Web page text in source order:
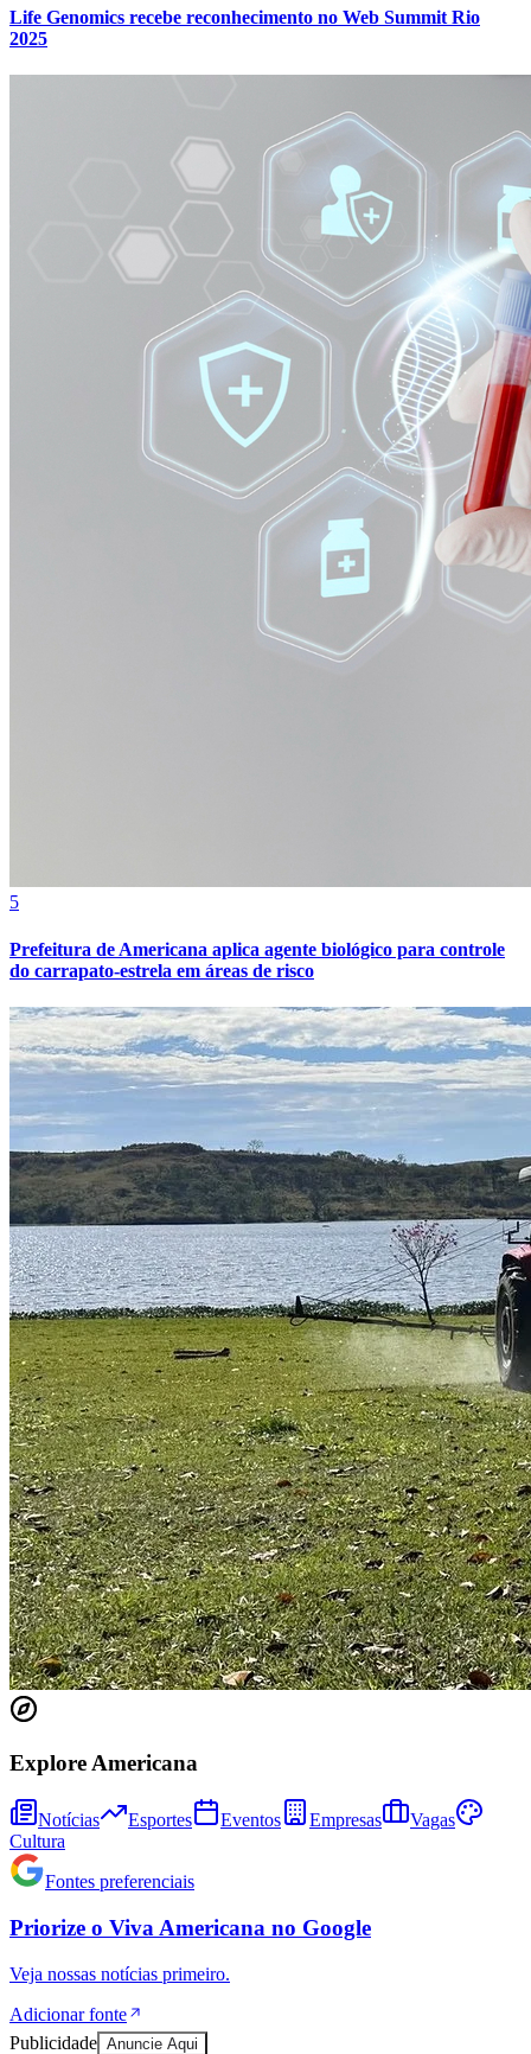
Fortaleza
Athletico-PR
Life Genomics recebe reconhecimento no Web Summit Rio
2025
5
Prefeitura de Americana aplica agente biológico para controle
do carrapato-estrela em áreas de risco
Explore Americana
Notícias Esportes Eventos Empresas
Vagas
Cultura
Fontes preferenciais
Priorize o Viva Americana no Google
Veja nossas notícias primeiro.
Adicionar fonte
Publicidade Anuncie Aqui